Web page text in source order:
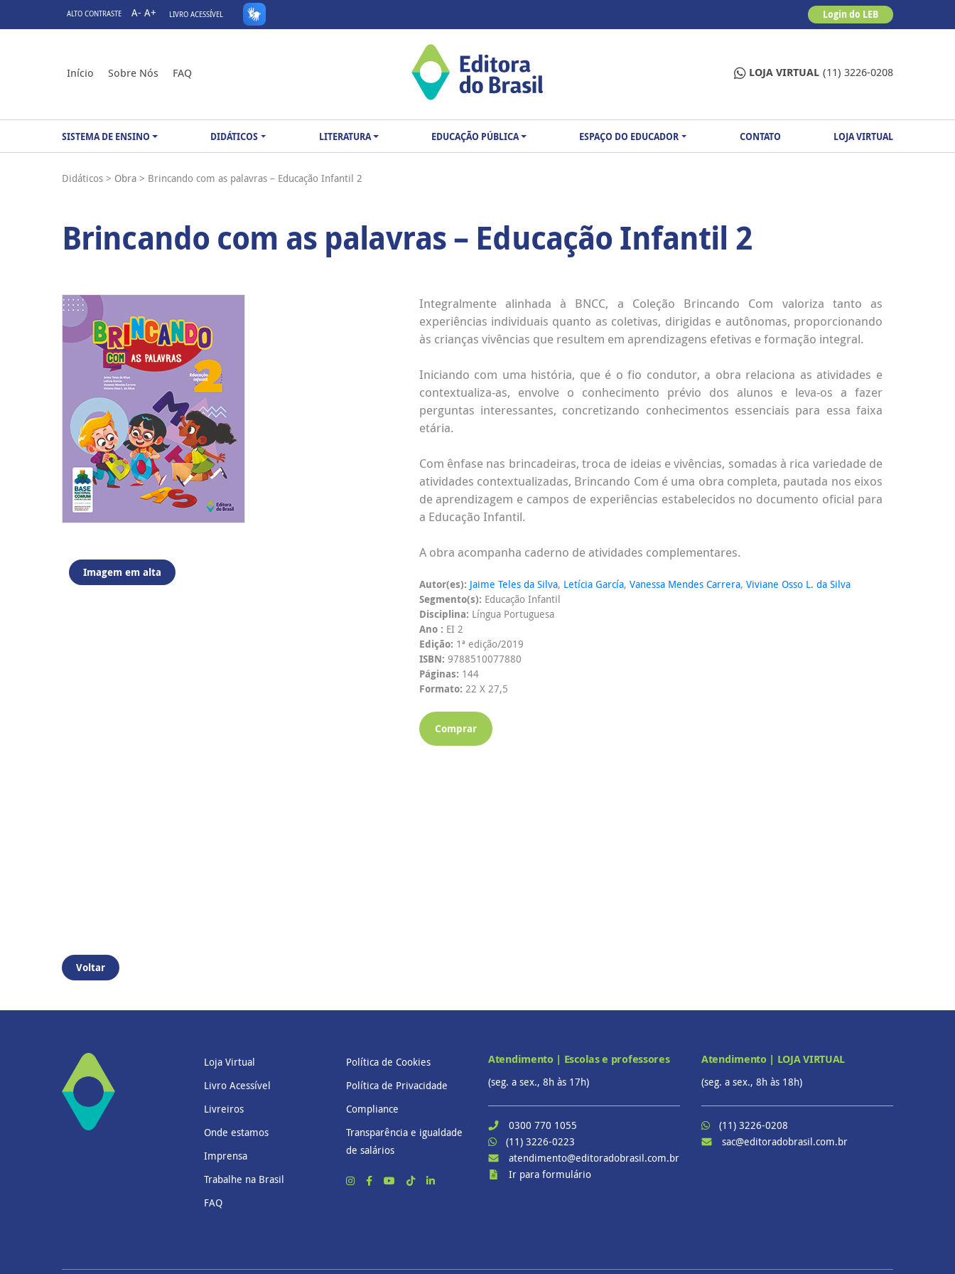
ALTO CONTRASTE A- A+ LIVRO ACESSÍVEL Login do LEB
Início Sobre Nós FAQ LOJA VIRTUAL (11) 3226-0208
SISTEMA DE ENSINO DIDÁTICOS LITERATURA EDUCAÇÃO PÚBLICA ESPAÇO DO EDUCADOR CONTATO LOJA VIRTUAL
Didáticos > Obra > Brincando com as palavras – Educação Infantil 2
Brincando com as palavras – Educação Infantil 2
Imagem em alta
Integralmente alinhada à BNCC, a Coleção Brincando Com valoriza tanto as
experiências individuais quanto as coletivas, dirigidas e autônomas, proporcionando
às crianças vivências que resultem em aprendizagens efetivas e formação integral.
Iniciando com uma história, que é o fio condutor, a obra relaciona as atividades e
contextualiza-as, envolve o conhecimento prévio dos alunos e leva-os a fazer
perguntas interessantes, concretizando conhecimentos essenciais para essa faixa
etária.
Com ênfase nas brincadeiras, troca de ideias e vivências, somadas à rica variedade de
atividades contextualizadas, Brincando Com é uma obra completa, pautada nos eixos
de aprendizagem e campos de experiências estabelecidos no documento oficial para
a Educação Infantil.
A obra acompanha caderno de atividades complementares.
Autor(es): Jaime Teles da Silva, Letícia García, Vanessa Mendes Carrera, Viviane Osso L. da Silva
Segmento(s): Educação Infantil
Disciplina: Língua Portuguesa
Ano : EI 2
Edição: 1ª edição/2019
ISBN: 9788510077880
Páginas: 144
Formato: 22 X 27,5
Comprar
Voltar
Loja Virtual
Livro Acessível
Livreiros
Onde estamos
Imprensa
Trabalhe na Brasil
FAQ
Política de Cookies
Política de Privacidade
Compliance
Transparência e igualdade
de salários
Atendimento | Escolas e professores
(seg. a sex., 8h às 17h)
0300 770 1055
(11) 3226-0223
atendimento@editoradobrasil.com.br
Ir para formulário
Atendimento | LOJA VIRTUAL
(seg. a sex., 8h às 18h)
(11) 3226-0208
sac@editoradobrasil.com.br